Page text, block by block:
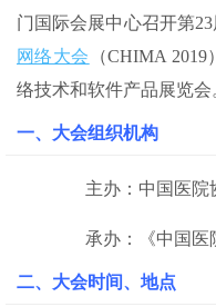
门国际会展中心召开第
网络大会
（CHIMA
络技术和软件产品展览会
一、大会组织机构
主办：中国医院
承办：《中国医
二、 大会时间、地点